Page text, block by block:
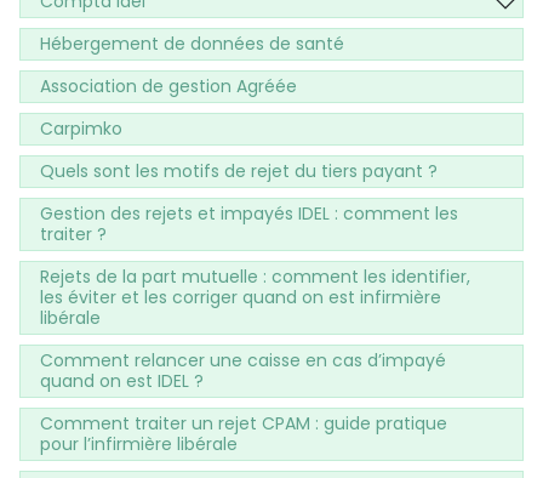
Hébergement de données de santé
Association de gestion Agréée
Carpimko
Quels sont les motifs de rejet du tiers payant ?
Gestion des rejets et impayés IDEL : comment les
traiter ?
Rejets de la part mutuelle : comment les identifier,
les éviter et les corriger quand on est infirmière
libérale
Comment relancer une caisse en cas d’impayé
quand on est IDEL ?
Comment traiter un rejet CPAM : guide pratique
pour l’infirmière libérale